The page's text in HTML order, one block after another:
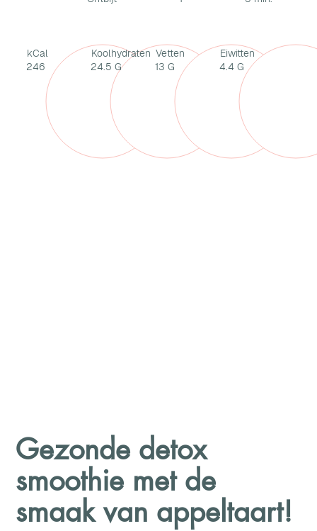
kCal
246
Koolhydraten
24.5 G
Vetten
13 G
Eiwitten
4.4 G
Gezonde detox
smoothie met de
smaak van appeltaart!